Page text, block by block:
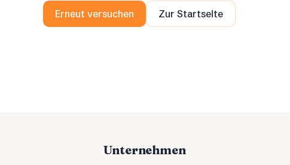
Erneut versuchen Zur Startseite
Unternehmen